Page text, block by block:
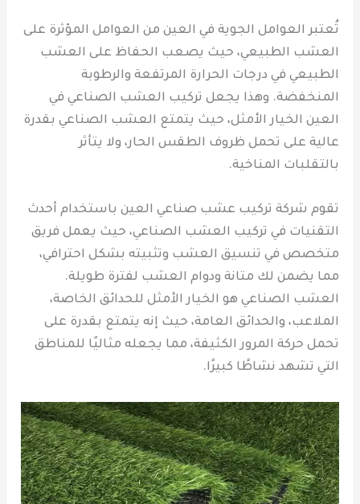
تُعتبر العوامل الجوية في العين من العوامل المؤثرة على
العشب الطبيعي، حيث يصعب الحفاظ على العشب
الطبيعي في درجات الحرارة المرتفعة والرطوبة
المنخفضة. وهذا يجعل تركيب العشب الصناعي في
العين الخيار الأمثل، حيث يتمتع العشب الصناعي بقدرة
عالية على تحمل ظروف الطقس الحار، ولا يتأثر
بالتقلبات المناخية.
تقوم شركة تركيب عشب صناعي العين باستخدام أحدث
التقنيات في تركيب العشب الصناعي، حيث يعمل فريق
متخصص في تنسيق العشب وتثبيته بشكل احترافي،
مما يضمن لك متانة ودوام العشب لفترة طويلة.
العشب الصناعي هو الخيار الأمثل للحدائق الخاصة،
الملاعب، والحدائق العامة، حيث إنه يتمتع بقدرة على
تحمل حركة المرور الكثيفة، مما يجعله مثاليًا للمناطق
التي تشهد نشاطًا كبيرًا.